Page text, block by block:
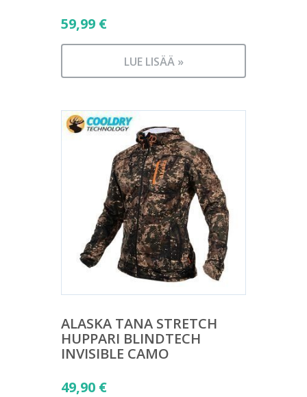
59,99 €
LUE LISÄÄ »
ALASKA TANA STRETCH
HUPPARI BLINDTECH
INVISIBLE CAMO
49,90 €